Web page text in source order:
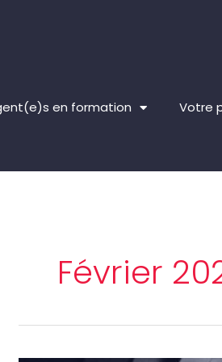
en formation Votre
Février